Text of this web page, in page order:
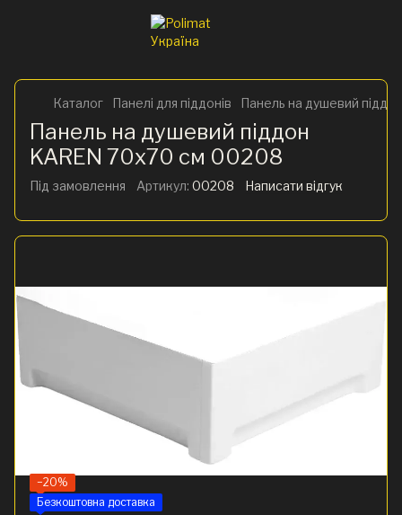
Каталог Панелі для піддонів Панель на душевий
Панель на душевий піддон
KAREN 70х70 см 00208
Під замовлення Артикул: 00208 Написати відгук
−20%
Безкоштовна доставка